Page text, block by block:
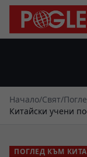
Начало/Свят/
Китайски учени
ПОГЛЕД КЪМ